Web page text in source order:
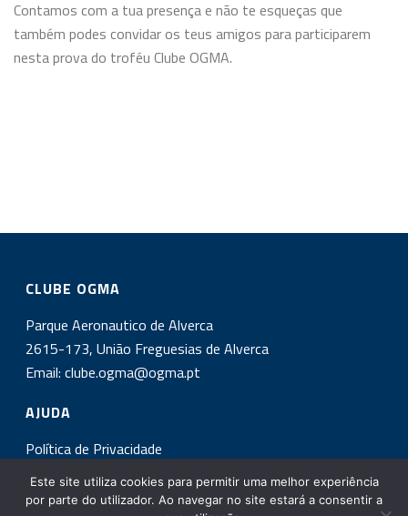
Contamos com a tua presença e não te esqueças que
também podes convidar os teus amigos para participarem
nesta prova do troféu Clube OGMA.
CLUBE OGMA
Parque Aeronautico de Alverca
2615-173, União Freguesias de Alverca
Email:clube.ogma@ogma.pt
AJUDA
Política de Privacidade
INSCREVA-SE NA NOSSA NEWSLETTER!
Este site utiliza cookies para permitir uma melhor experiência
por parte do utilizador. Ao navegar no site estará a consentir a